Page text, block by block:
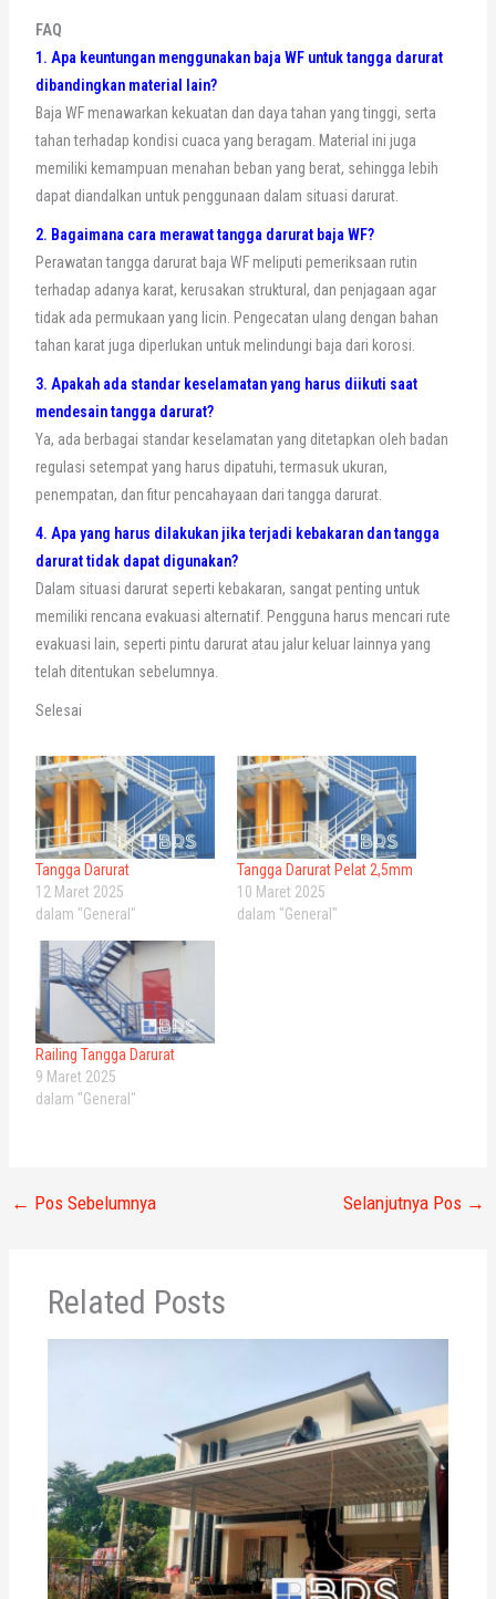
FAQ
1. Apa keuntungan menggunakan baja WF untuk tangga darurat
dibandingkan material lain?
Baja WF menawarkan kekuatan dan daya tahan yang tinggi, serta
tahan terhadap kondisi cuaca yang beragam. Material ini juga
memiliki kemampuan menahan beban yang berat, sehingga lebih
dapat diandalkan untuk penggunaan dalam situasi darurat.
2. Bagaimana cara merawat tangga darurat baja WF?
Perawatan tangga darurat baja WF meliputi pemeriksaan rutin
terhadap adanya karat, kerusakan struktural, dan penjagaan agar
tidak ada permukaan yang licin. Pengecatan ulang dengan bahan
tahan karat juga diperlukan untuk melindungi baja dari korosi.
3. Apakah ada standar keselamatan yang harus diikuti saat
mendesain tangga darurat?
Ya, ada berbagai standar keselamatan yang ditetapkan oleh badan
regulasi setempat yang harus dipatuhi, termasuk ukuran,
penempatan, dan fitur pencahayaan dari tangga darurat.
4. Apa yang harus dilakukan jika terjadi kebakaran dan tangga
darurat tidak dapat digunakan?
Dalam situasi darurat seperti kebakaran, sangat penting untuk
memiliki rencana evakuasi alternatif. Pengguna harus mencari rute
evakuasi lain, seperti pintu darurat atau jalur keluar lainnya yang
telah ditentukan sebelumnya.
Selesai
Tangga Darurat
12 Maret 2025
dalam "General"
Tangga Darurat Pelat 2,5mm
10 Maret 2025
dalam "General"
Railing Tangga Darurat
9 Maret 2025
dalam "General"
← Pos Sebelumnya Selanjutnya Pos →
Related Posts